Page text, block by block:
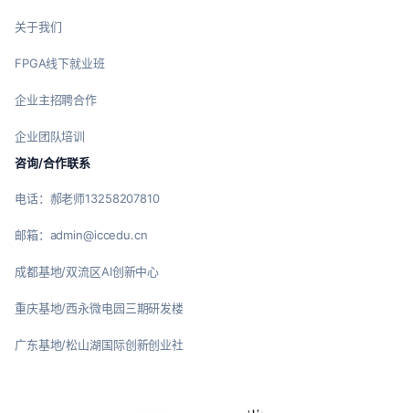
关于我们
FPGA线下就业班
企业主招聘合作
企业团队培训
咨询/合作联系
电话：郝老师13258207810
邮箱：admin@iccedu.cn
成都基地/双流区AI创新中心
重庆基地/西永微电园三期研发楼
广东基地/松山湖国际创新创业社